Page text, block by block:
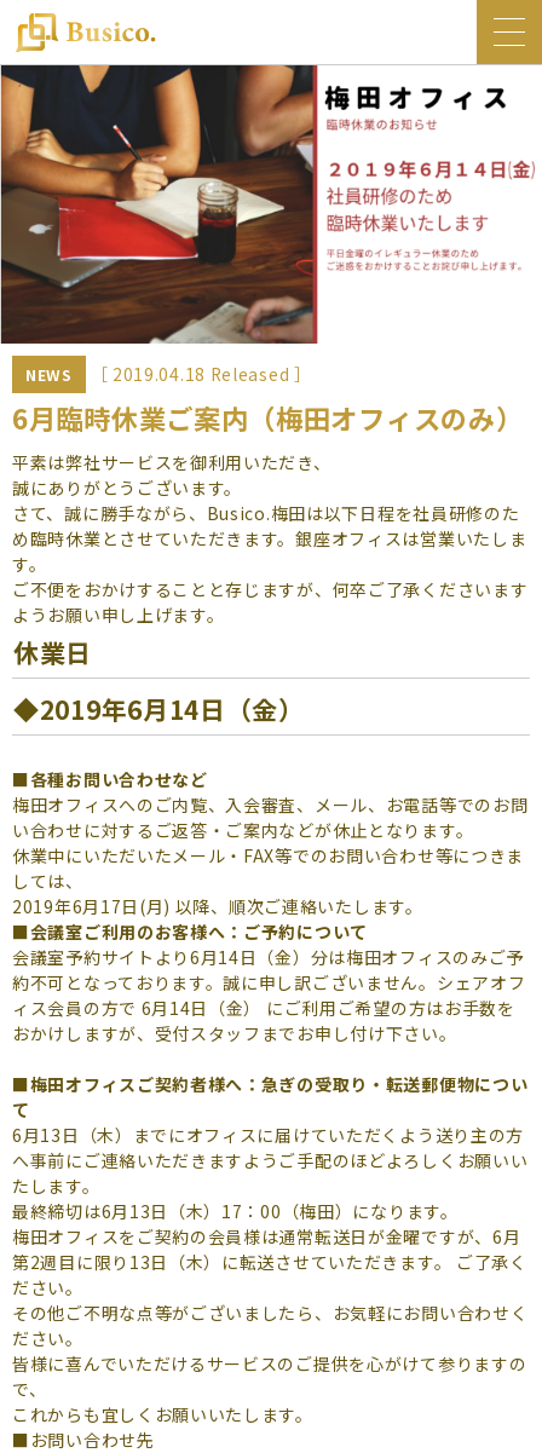
トップ
Busico.について
オフィス
Busico.銀座
Busico.梅田
料金・サービス
お知らせ
NEWS
コラム
Busico.通信
よくあるご質問
NEWS ［ 2019.04.18 Released ］
6月臨時休業ご案内（梅田オフィスのみ）
平素は弊社サービスを御利用いただき、
誠にありがとうございます。
さて、誠に勝手ながら、Busico.梅田は以下日程を社員研修のた
め臨時休業とさせていただきます。銀座オフィスは営業いたしま
す。
ご不便をおかけすることと存じますが、何卒ご了承くださいます
ようお願い申し上げます。
休業日
◆2019年6月14日（金）
■各種お問い合わせなど
梅田オフィスへのご内覧、入会審査、メール、お電話等でのお問
い合わせに対するご返答・ご案内などが休止となります。
休業中にいただいたメール・FAX等でのお問い合わせ等につきま
しては、
2019年6月17日(月) 以降、順次ご連絡いたします。
■会議室ご利用のお客様へ：ご予約について
会議室予約サイトより6月14日（金）分は梅田オフィスのみご予
約不可となっております。誠に申し訳ございません。シェアオフ
ィス会員の方で 6月14日（金） にご利用ご希望の方はお手数を
おかけしますが、受付スタッフまでお申し付け下さい。
■梅田オフィスご契約者様へ：急ぎの受取り・転送郵便物につい
て
6月13日（木）までにオフィスに届けていただくよう送り主の方
へ事前にご連絡いただきますようご手配のほどよろしくお願いい
たします。
最終締切は6月13日（木）17：00（梅田）になります。
梅田オフィスをご契約の会員様は通常転送日が金曜ですが、6月
第2週目に限り13日（木）に転送させていただきます。 ご了承く
ださい。
その他ご不明な点等がございましたら、お気軽にお問い合わせく
ださい。
皆様に喜んでいただけるサービスのご提供を心がけて参りますの
で、
これからも宜しくお願いいたします。
■お問い合わせ先